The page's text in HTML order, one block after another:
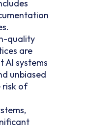
quality
are
AI systems
unbiased
risk of